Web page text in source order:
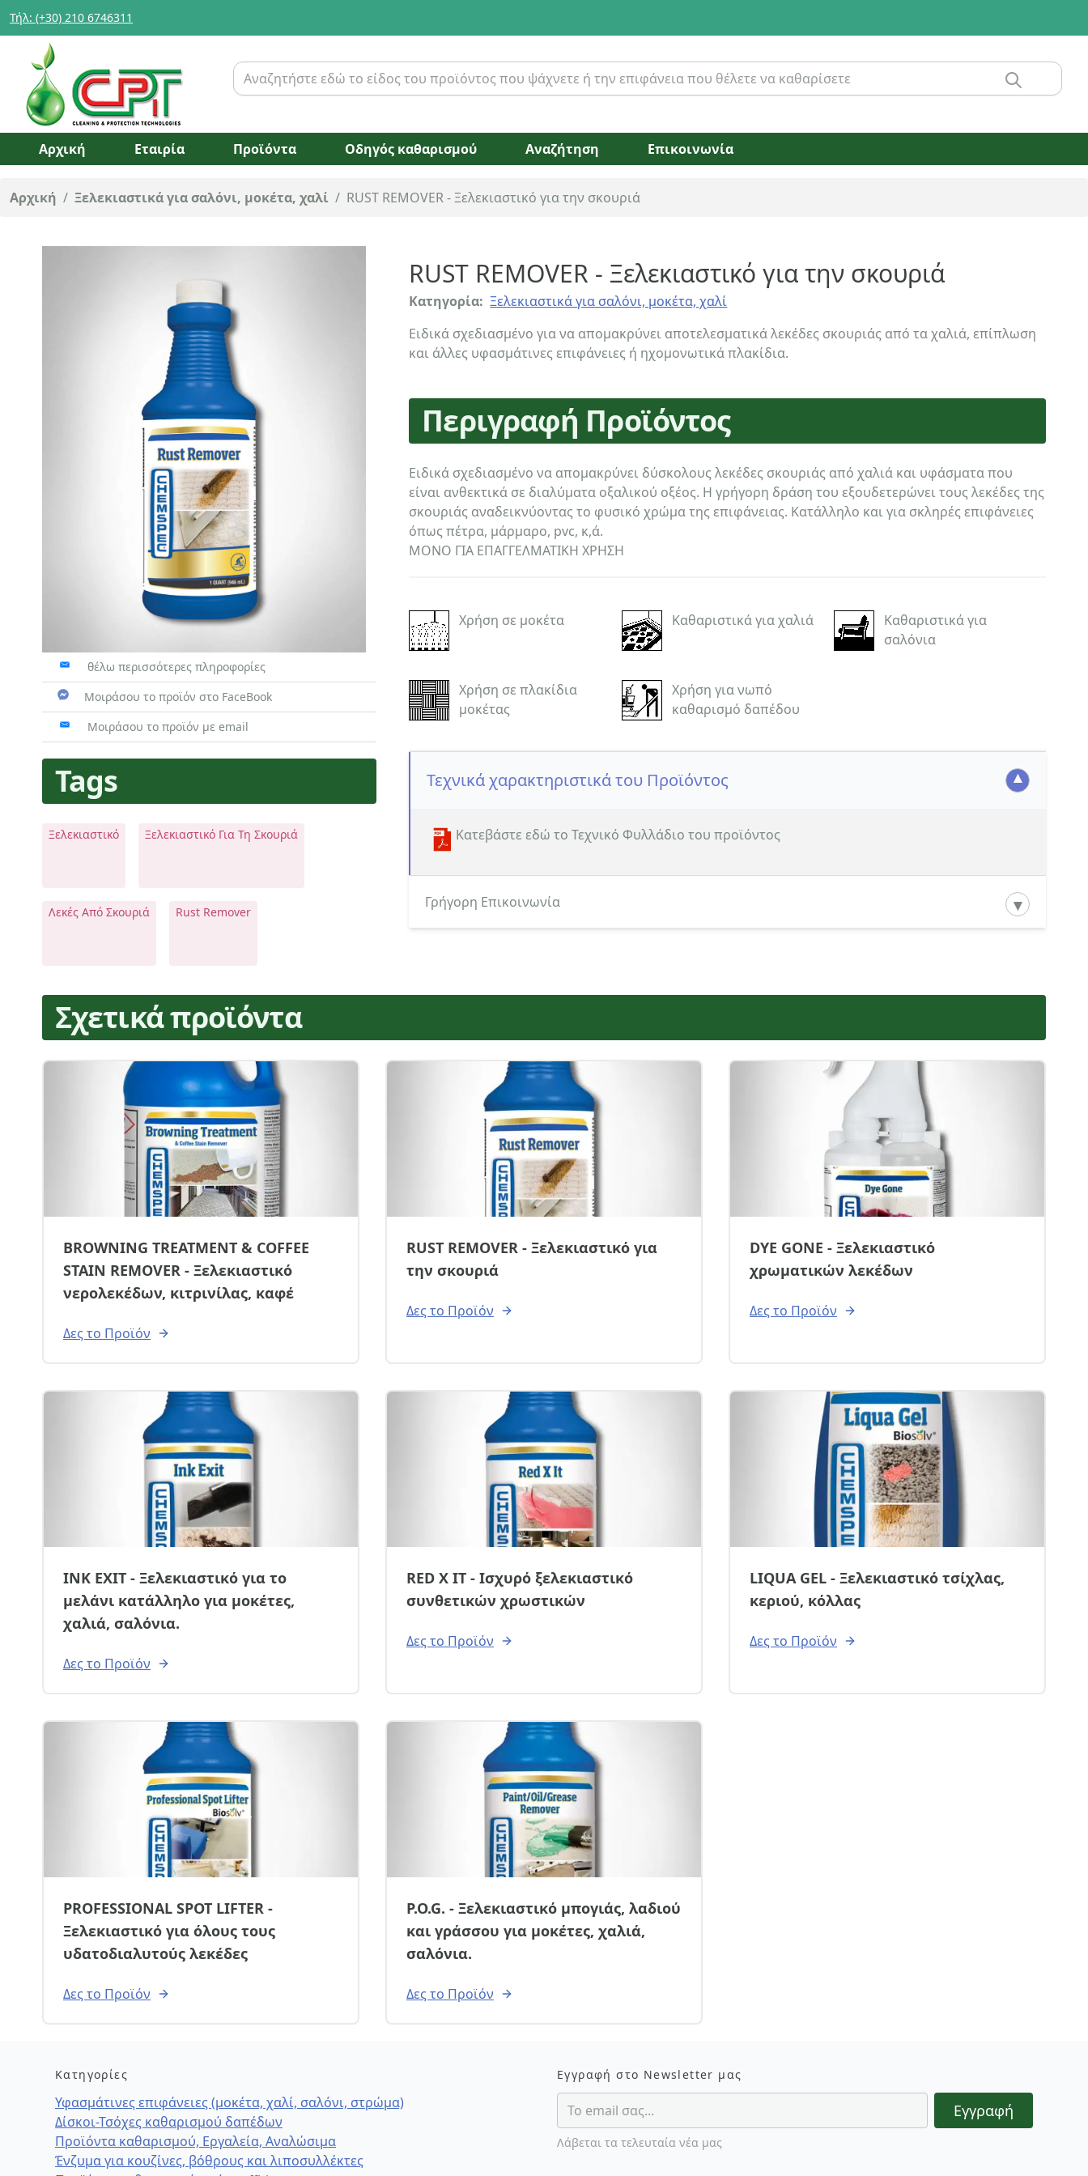
Τήλ: (+30) 210 6746311
Αρχική Εταιρία Προϊόντα Οδηγός καθαρισμού Αναζήτηση Επικοινωνία
Αρχική / Ξελεκιαστικά για σαλόνι, μοκέτα, χαλί / RUST REMOVER - Ξελεκιαστικό για την σκουριά
θέλω περισσότερες πληροφορίες
Μοιράσου το προϊόν στο FaceBook
Μοιράσου το προϊόν με email
Tags
Ξελεκιαστικό Ξελεκιαστικό Για Τη Σκουριά
Λεκές Από Σκουριά Rust Remover
RUST REMOVER - Ξελεκιαστικό για την σκουριά
Κατηγορία: Ξελεκιαστικά για σαλόνι, μοκέτα, χαλί
Ειδικά σχεδιασμένο για να απομακρύνει αποτελεσματικά λεκέδες σκουριάς από τα χαλιά, επίπλωση
και άλλες υφασμάτινες επιφάνειες ή ηχομονωτικά πλακίδια.
Περιγραφή Προϊόντος
Ειδικά σχεδιασμένο να απομακρύνει δύσκολους λεκέδες σκουριάς από χαλιά και υφάσματα που
είναι ανθεκτικά σε διαλύματα οξαλικού οξέος. Η γρήγορη δράση του εξουδετερώνει τους λεκέδες της
σκουριάς αναδεικνύοντας το φυσικό χρώμα της επιφάνειας. Κατάλληλο και για σκληρές επιφάνειες
όπως πέτρα, μάρμαρο, pvc, κ,ά.
ΜΟΝΟ ΓΙΑ ΕΠΑΓΓΕΛΜΑΤΙΚΗ ΧΡΗΣΗ
Χρήση σε μοκέτα Καθαριστικά για χαλιά
Καθαριστικά για
σαλόνια
Χρήση σε πλακίδια
μοκέτας
Χρήση για νωπό
καθαρισμό δαπέδου
Τεχνικά χαρακτηριστικά του Προϊόντος
Κατεβάστε εδώ το Τεχνικό Φυλλάδιο του προϊόντος
Γρήγορη Επικοινωνία
Τηλέφωνο
Αποστολή
Σχετικά προϊόντα
BROWNING TREATMENT & COFFEE
STAIN REMOVER - Ξελεκιαστικό
νερολεκέδων, κιτρινίλας, καφέ
Δες το Προϊόν
RUST REMOVER - Ξελεκιαστικό για
την σκουριά
Δες το Προϊόν
DYE GONE - Ξελεκιαστικό
χρωματικών λεκέδων
Δες το Προϊόν
INK EXIT - Ξελεκιαστικό για το
μελάνι κατάλληλο για μοκέτες,
χαλιά, σαλόνια.
Δες το Προϊόν
RED X IT - Ισχυρό ξελεκιαστικό
συνθετικών χρωστικών
Δες το Προϊόν
LIQUA GEL - Ξελεκιαστικό τσίχλας,
κεριού, κόλλας
Δες το Προϊόν
PROFESSIONAL SPOT LIFTER -
Ξελεκιαστικό για όλους τους
υδατοδιαλυτούς λεκέδες
Δες το Προϊόν
P.O.G. - Ξελεκιαστικό μπογιάς, λαδιού
και γράσσου για μοκέτες, χαλιά,
σαλόνια.
Δες το Προϊόν
Κατηγορίες
Υφασμάτινες επιφάνειες (μοκέτα, χαλί, σαλόνι, στρώμα)
Δίσκοι-Τσόχες καθαρισμού δαπέδων
Προϊόντα καθαρισμού, Εργαλεία, Αναλώσιμα
Ένζυμα για κουζίνες, βόθρους και λιποσυλλέκτες
Εγγραφή στο Newsletter μας
Εγγραφή
Λάβεται τα τελευταία νέα μας